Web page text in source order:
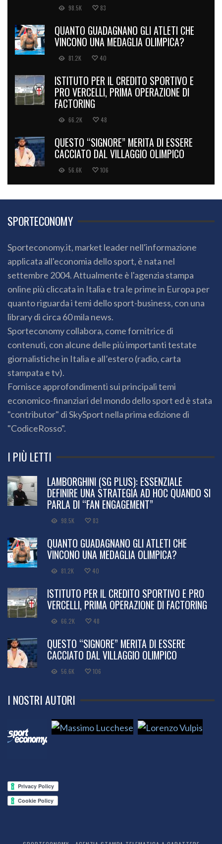
98.5K 83
QUANTO GUADAGNANO GLI ATLETI CHE
VINCONO UNA MEDAGLIA OLIMPICA?
81.2K 40
ISTITUTO PER IL CREDITO SPORTIVO E
PRO VERCELLI, PRIMA OPERAZIONE DI
FACTORING
66.2K 48
QUESTO “SIGNORE” MERITA DI ESSERE
CACCIATO DAL VILLAGGIO OLIMPICO
56.6K 106
SPORTECONOMY
Sporteconomy.it, market leader nell'informazione
applicata all'economia dello sport, è nata nel
settembre 2004. Attualmente è l'agenzia stampa
online più cliccata in Italia e tra le prime in Europa per
quanto riguarda i temi dello sport-business, con una
library di circa 60 mila news.
Sporteconomy collabora, come fornitrice di
contenuti, con alcune delle più importanti testate
giornalistiche in Italia e all’estero (radio, carta
stampata e tv).
Fornisce approfondimenti sui principali temi
economico-finanziari del mondo dello sport ed è stata
"contributor" di SkySport nella prima edizione di
"CodiceRosso".
I PIÙ LETTI
LAMBORGHINI (SG PLUS): ESSENZIALE
DEFINIRE UNA STRATEGIA AD HOC QUANDO SI
PARLA DI “FAN ENGAGEMENT”
98.5K 83
QUANTO GUADAGNANO GLI ATLETI CHE
VINCONO UNA MEDAGLIA OLIMPICA?
81.2K 40
ISTITUTO PER IL CREDITO SPORTIVO E PRO
VERCELLI, PRIMA OPERAZIONE DI FACTORING
66.2K 48
QUESTO “SIGNORE” MERITA DI ESSERE
CACCIATO DAL VILLAGGIO OLIMPICO
56.6K 106
I NOSTRI AUTORI